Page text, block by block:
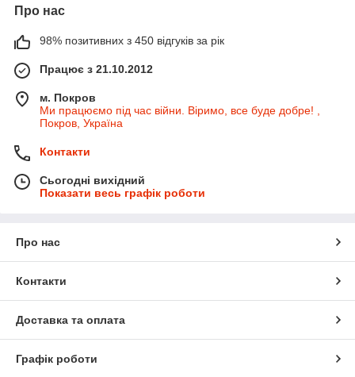
Про нас
98% позитивних з 450 відгуків за рік
Працює з 21.10.2012
м. Покров
Ми працюємо під час війни. Віримо, все буде добре! ,
Покров, Україна
Контакти
Сьогодні вихідний
Показати весь графік роботи
Про нас
Контакти
Доставка та оплата
Графік роботи